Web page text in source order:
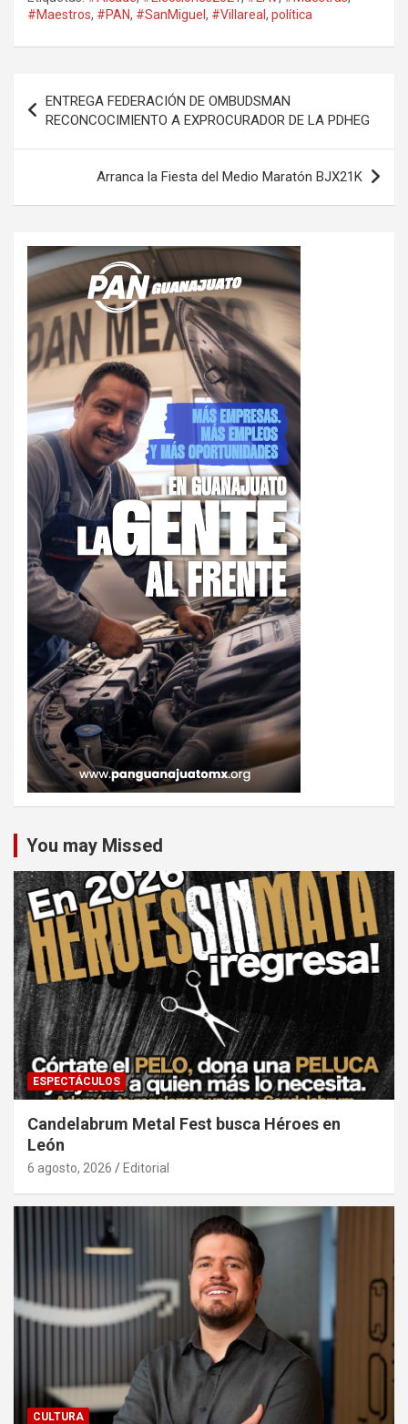
#Maestros, #PAN, #SanMiguel , #Villareal , política
de
entradas
ENTREGA FEDERACIÓN DE OMBUDSMAN
RECONCOCIMIENTO A EXPROCURADOR DE LA PDHEG
Arranca la Fiesta del Medio Maratón BJX21K
You may Missed
ESPECTÁCULOS
Candelabrum Metal Fest busca Héroes en
León
6 agosto, 2026 Editorial
CULTURA